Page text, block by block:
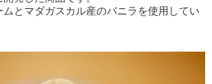
とマダガスカル産のバニラを使用してい